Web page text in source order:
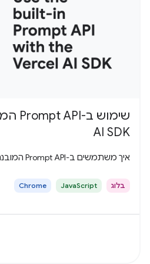
AI SDK
איך משתמשים ב-Prompt API המובנה עם Vercel AI SDK
בלוג JavaScript
Chrome